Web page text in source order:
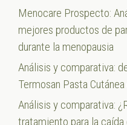
Menocare Prospecto:
mejores productos de
durante la menopausia
Análisis y comparativa:
Termosan Pasta
Análisis y comparativa:
tratamiento para la